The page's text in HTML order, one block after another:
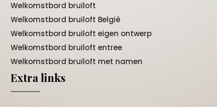
Welkomstbord bruiloft
Welkomstbord bruiloft België
Welkomstbord bruiloft eigen ontwerp
Welkomstbord bruiloft entree
Welkomstbord bruiloft met namen
Extra links